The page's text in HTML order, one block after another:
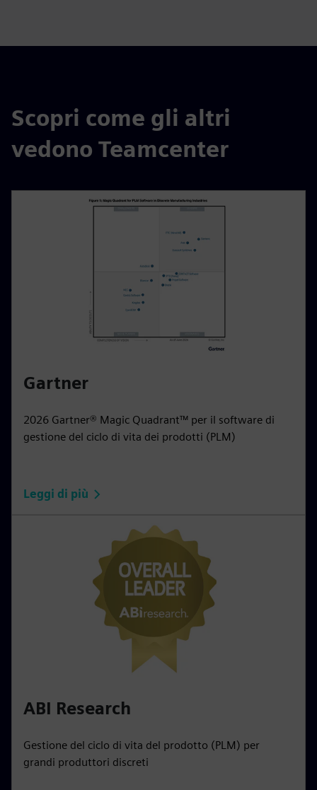
Scopri come gli altri
vedono Teamcenter
Gartner
2026 Gartner® Magic Quadrant™ per il software di
gestione del ciclo di vita dei prodotti (PLM)
Leggi di più
ABI Research
Gestione del ciclo di vita del prodotto (PLM) per
grandi produttori discreti